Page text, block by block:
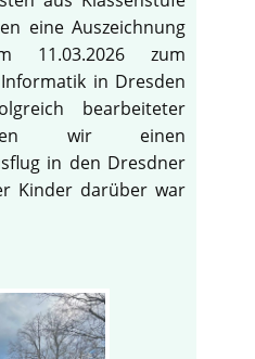
eine Auszeichnung
11.03.2026 zum
in Dresden
bearbeiteter
wir einen
in den Dresdner
Kinder darüber war